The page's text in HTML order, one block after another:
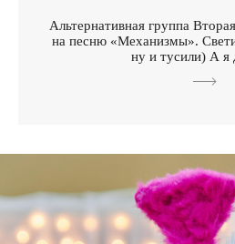
Альтернативная группа
на песню «Механизмы».
ну и тусили) А я